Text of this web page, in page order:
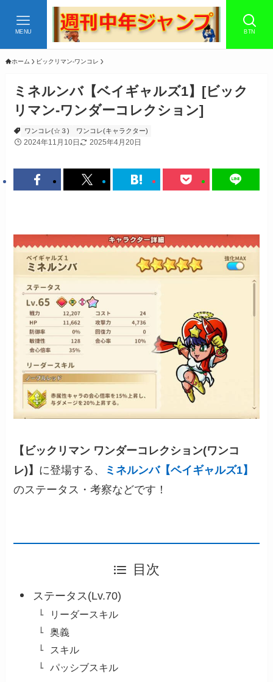
BTN
MENU
ホーム ビックリマン-ワンコレ
ミネルンバ【ベイギャルズ1】[ビック
リマン-ワンダーコレクション]
ワンコレ(☆３) ワンコレ(キャラクター)
2024年11月10日 2025年4月20日
【ビックリマン ワンダーコレクション(ワンコ
レ)】 に登場する、
ミネルンバ【ベイギャルズ1】
のステータス・考察などです！
目次
ステータス(Lv.70)
リーダースキル
奥義
スキル
パッシブスキル